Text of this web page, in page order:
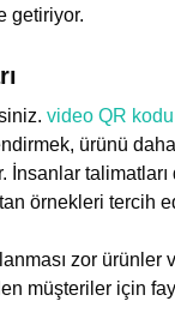
getiriyor.
video QR kodu
ürünü
İnsanlar
örnekleri tercih
zor
müşteriler için